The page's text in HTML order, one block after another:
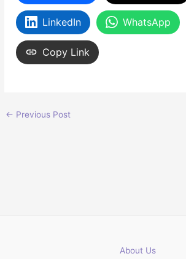
LinkedIn WhatsApp
Copy Link
← Previous Post
About Us